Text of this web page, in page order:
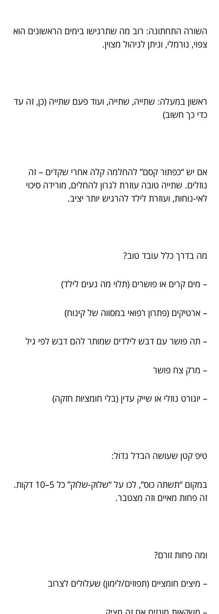
השורה התחתונה: רוב מה שתרגישו בימים הראשונים הוא
צפוי, נורמלי, וניתן לניהול מצוין.
ראשון במעלה: שתייה, שתייה, ועוד פעם שתייה (כן, זה עד
כדי כך חשוב)
אם יש “כפתור קסם” להחלמה קלה אחרי שקדים – זה
נוזלים. שתייה טובה עוזרת לגרון להחלים, מורידה סיכוי
לאי-נוחות, ועוזרת לילד להרגיש יותר יציב.
מה בדרך כלל עובד טוב?
– מים קרים או פושרים (תלוי מה נעים לילד)
– ארטיקים (פתרון רפואי במסווה של קינוח)
– תה פושר עם דבש לילדים שמותר להם דבש לפי גיל
– מרק צח פושר
– יוגורט נוזלי או שייק עדין (בלי חומציות חזקה)
טיפ קטן שעושה הבדל גדול:
במקום “תשתה כוס”, לכו על “שלוק-שלוק” כל 5–10 דקות.
זה פחות מאיים וזה מצטבר.
ומה פחות זורם?
– מיצים חומציים (תפוזים/לימון) שעלולים לצרוב